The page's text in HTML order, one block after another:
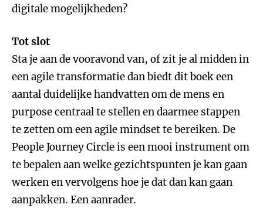
digitale mogelijkheden?
Tot slot
Sta je aan de vooravond van, of zit je al midden in
een agile transformatie dan biedt dit boek een
aantal duidelijke handvatten om de mens en
purpose centraal te stellen en daarmee stappen
te zetten om een agile mindset te bereiken. De
People Journey Circle is een mooi instrument om
te bepalen aan welke gezichtspunten je kan gaan
werken en vervolgens hoe je dat dan kan gaan
aanpakken. Een aanrader.